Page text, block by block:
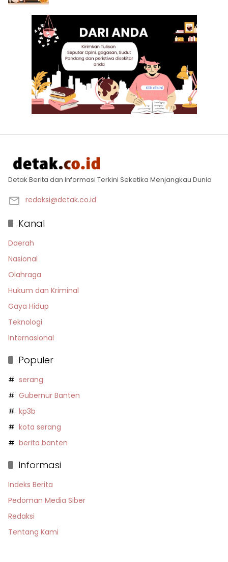
Detak Berita dan Informasi Terkini Seketika Menjangkau Dunia
redaksi@detak.co.id
Kanal
Daerah
Nasional
Olahraga
Hukum dan Kriminal
Gaya Hidup
Teknologi
Internasional
Populer
serang
Gubernur Banten
kp3b
kota serang
berita banten
Informasi
Indeks Berita
Pedoman Media Siber
Redaksi
Tentang Kami